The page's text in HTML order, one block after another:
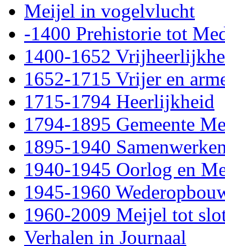
Meijel in vogelvlucht
-1400 Prehistorie tot
1400-1652
1652-1715 Vrijer en
1715-1794 Heerlijkheid
1794-1895 Gemeente
1895-1940
1940-1945 Oorlog en
1945-1960
1960-2009 Meijel tot
Verhalen in Journaal